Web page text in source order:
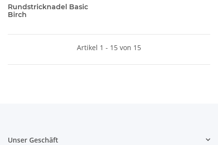
Rundstricknadel Basic
Birch
Artikel 1 - 15 von 15
Unser Geschäft